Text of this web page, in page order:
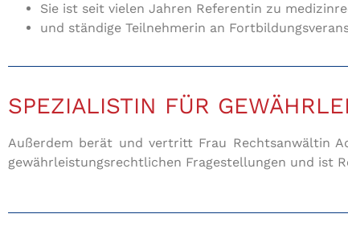
Sie ist seit vielen Jahren Referentin zu
und ständige Teilnehmerin an
SPEZIALISTIN FÜR
Außerdem berät und vertritt Frau Rechtsanwältin
gewährleistungsrechtlichen Fragestellungen und ist